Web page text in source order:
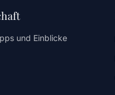
und Einblicke